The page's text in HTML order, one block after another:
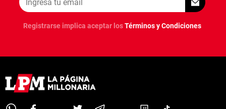
Registrarse implica aceptar losTérminos y Condiciones